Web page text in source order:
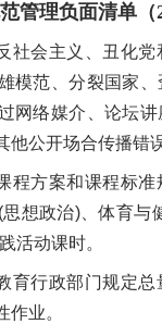
管理负面清单（
社会主义、丑化
模范、分裂国家
网络媒介、论坛
他公开场合传播错
程方案和课程标
想政治)、体育与
活动课时。
育行政部门规定总
作业。